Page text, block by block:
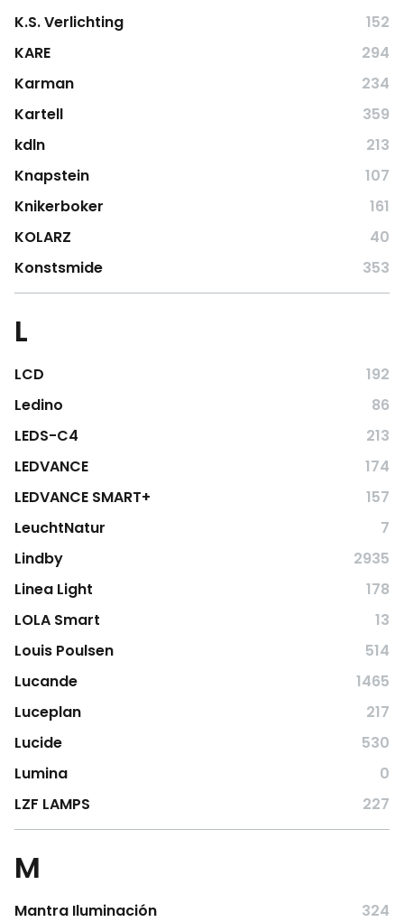
K.S. Verlichting
152
KARE
294
Karman
234
Kartell
359
kdln
213
Knapstein
107
Knikerboker
161
KOLARZ
40
Konstsmide
353
L
LCD
192
Ledino
86
LEDS-C4
213
LEDVANCE
174
LEDVANCE SMART+
157
LeuchtNatur
7
Lindby
2935
Linea Light
178
LOLA Smart
13
Louis Poulsen
514
Lucande
1465
Luceplan
217
Lucide
530
Lumina
0
LZF LAMPS
227
M
Mantra Iluminación
324